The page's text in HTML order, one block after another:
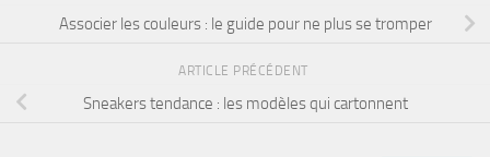
Associer les couleurs : le guide pour ne plus se tromper
ARTICLE PRÉCÉDENT
Sneakers tendance : les modèles qui cartonnent